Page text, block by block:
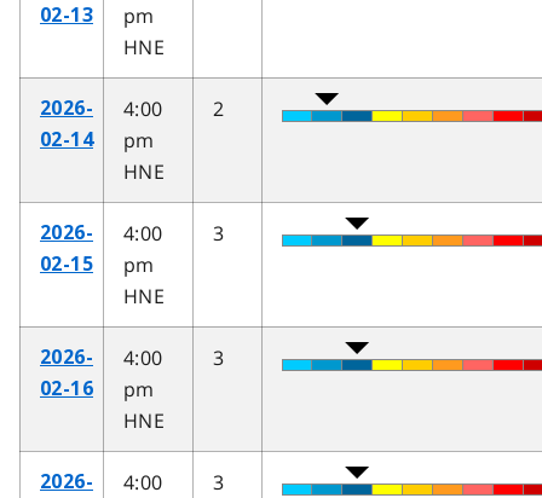
02-13
pm
HNE
2026-
02-14
4:00
pm
HNE
2
2026-
02-15
4:00
pm
HNE
3
2026-
02-16
4:00
pm
HNE
3
2026-
4:00
3